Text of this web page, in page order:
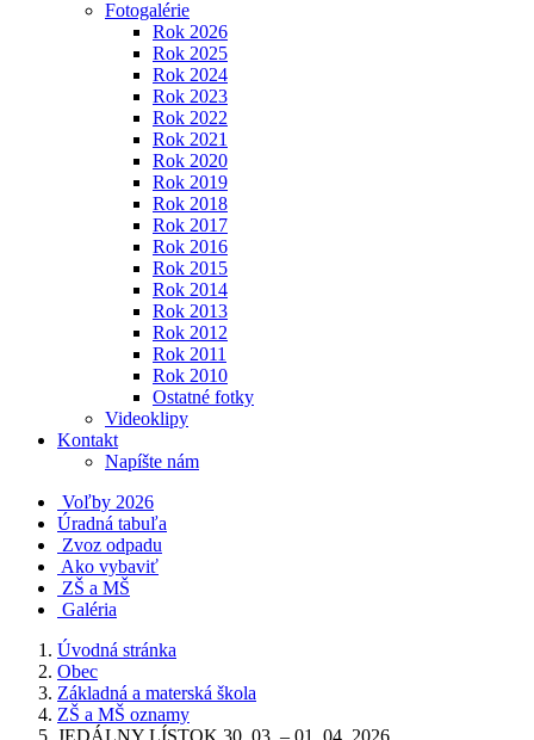
Fotogalérie
Rok 2026
Rok 2025
Rok 2024
Rok 2023
Rok 2022
Rok 2021
Rok 2020
Rok 2019
Rok 2018
Rok 2017
Rok 2016
Rok 2015
Rok 2014
Rok 2013
Rok 2012
Rok 2011
Rok 2010
Ostatné fotky
Videoklipy
Kontakt
Napíšte nám
Voľby 2026
Úradná tabuľa
Zvoz odpadu
Ako vybaviť
ZŠ a MŠ
Galéria
Úvodná stránka
Obec
Základná a materská škola
ZŠ a MŠ oznamy
JEDÁLNY LÍSTOK 30. 03. – 01. 04. 2026